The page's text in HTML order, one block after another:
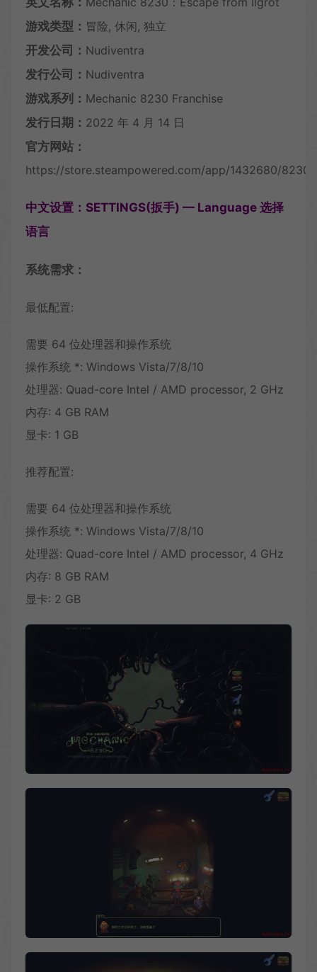
游戏类型： 冒险, 休闲, 独立
开发公司： Nudiventra
发行公司： Nudiventra
游戏系列： Mechanic 8230 Franchise
发行日期： 2022 年 4 月 14 日
官方网站：
https://store.steampowered.com/app/1432680/
中文设置：SETTINGS(扳手) — Language 选择
语言
系统需求：
最低配置:
需要 64 位处理器和操作系统
操作系统 *: Windows Vista/7/8/10
处理器: Quad-core Intel / AMD processor, 2 GHz
内存: 4 GB RAM
显卡: 1 GB
推荐配置:
需要 64 位处理器和操作系统
操作系统 *: Windows Vista/7/8/10
处理器: Quad-core Intel / AMD processor, 4 GHz
内存: 8 GB RAM
显卡: 2 GB